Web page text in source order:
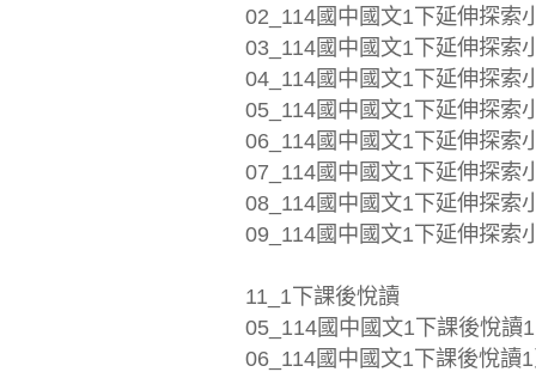
02_114國中國文1下延伸探索
03_114國中國文1下延伸探索
04_114國中國文1下延伸探索
05_114國中國文1下延伸探索
06_114國中國文1下延伸探索
07_114國中國文1下延伸探索
08_114國中國文1下延伸探索
09_114國中國文1下延伸探索
11_1下課後悅讀
05_114國中國文1下課後悅讀
06_114國中國文1下課後悅讀